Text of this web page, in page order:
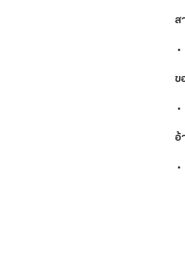
ส
ข
อ้